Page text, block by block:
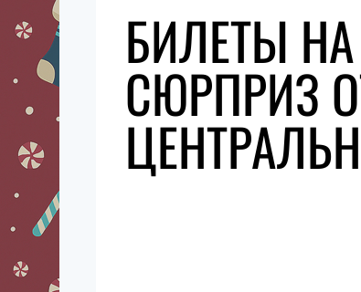
БИЛЕТЫ
СЮРПРИЗ